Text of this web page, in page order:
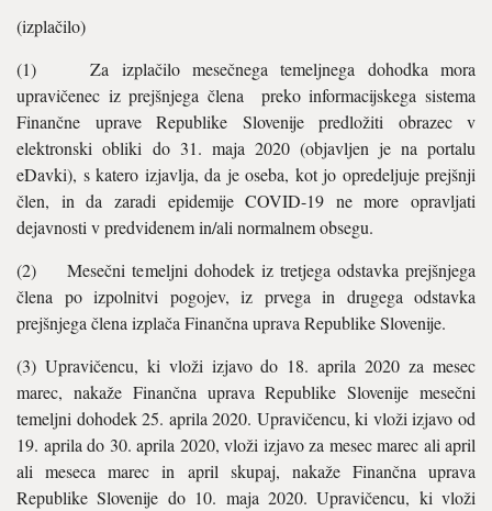
(izplačilo)
(1) Za izplačilo mesečnega temeljnega dohodka mora
upravičenec iz prejšnjega člena preko informacijskega sistema
Finančne uprave Republike Slovenije predložiti obrazec v
elektronski obliki do 31. maja 2020 (objavljen je na portalu
eDavki), s katero izjavlja, da je oseba, kot jo opredeljuje prejšnji
člen, in da zaradi epidemije COVID-19 ne more opravljati
dejavnosti v predvidenem in/ali normalnem obsegu.
(2) Mesečni temeljni dohodek iz tretjega odstavka prejšnjega
člena po izpolnitvi pogojev, iz prvega in drugega odstavka
prejšnjega člena izplača Finančna uprava Republike Slovenije.
(3) Upravičencu, ki vloži izjavo do 18. aprila 2020 za mesec
marec, nakaže Finančna uprava Republike Slovenije mesečni
temeljni dohodek 25. aprila 2020. Upravičencu, ki vloži izjavo od
19. aprila do 30. aprila 2020, vloži izjavo za mesec marec ali april
ali meseca marec in april skupaj, nakaže Finančna uprava
Republike Slovenije do 10. maja 2020. Upravičencu, ki vloži